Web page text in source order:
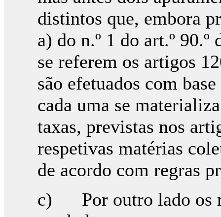
distintos que, embora
a) do n.º 1 do art.º
se referem os artigos
são efetuados com
cada uma se
taxas, previstas nos
respetivas matérias
de acordo com regras
c) Por outro lado os